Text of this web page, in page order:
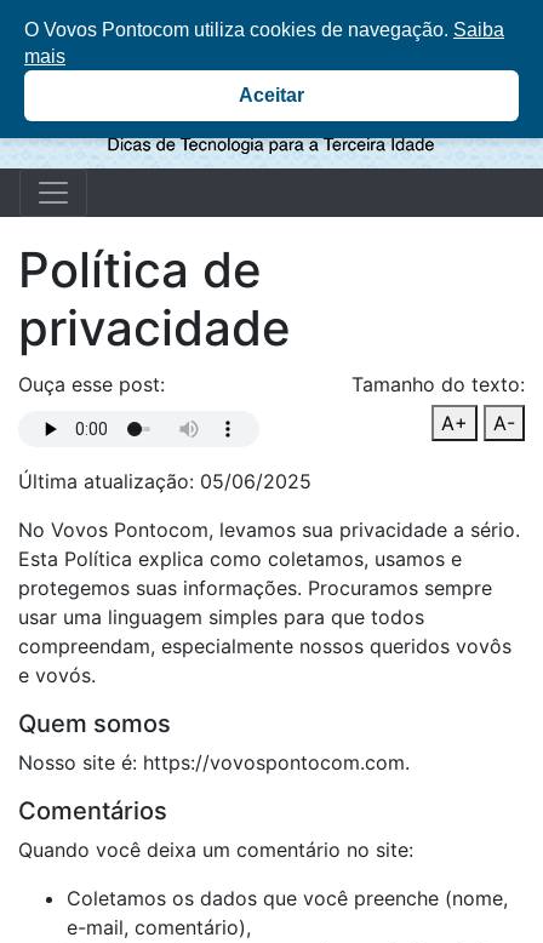
O Vovos Pontocom utiliza cookies de navegação. Saiba
mais
Aceitar
Política de
privacidade
Ouça esse post:
Tamanho do texto:
A+
A-
Última atualização: 05/06/2025
No Vovos Pontocom, levamos sua privacidade a sério.
Esta Política explica como coletamos, usamos e
protegemos suas informações. Procuramos sempre
usar uma linguagem simples para que todos
compreendam, especialmente nossos queridos vovôs
e vovós.
Quem somos
Nosso site é: https://vovospontocom.com.
Comentários
Quando você deixa um comentário no site:
Coletamos os dados que você preenche (nome,
e-mail, comentário),